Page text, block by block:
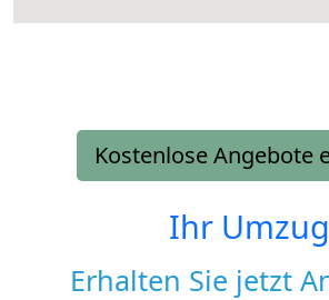
Kostenlose Angebote
Ihr Umzug
Erhalten Sie jetzt